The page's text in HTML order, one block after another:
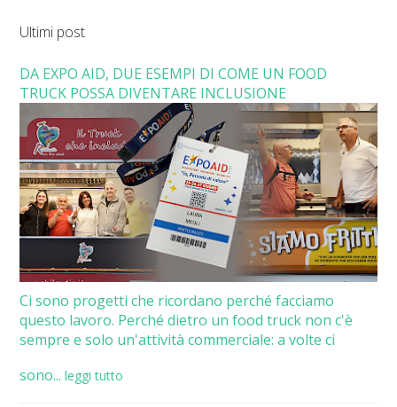
Ultimi post
DA EXPO AID, DUE ESEMPI DI COME UN FOOD
TRUCK POSSA DIVENTARE INCLUSIONE
Ci sono progetti che ricordano perché facciamo
questo lavoro. Perché dietro un food truck non c'è
sempre e solo un'attività commerciale: a volte ci
sono... leggi tutto